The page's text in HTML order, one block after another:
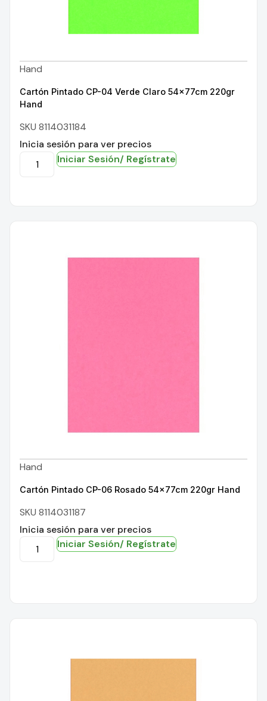
Hand
Cartón Pintado CP-04 Verde Claro 54x77cm 220gr
Hand
SKU 8114031184
Inicia sesión para ver precios
Iniciar Sesión/ Regístrate
Hand
Cartón Pintado CP-06 Rosado 54x77cm 220gr Hand
SKU 8114031187
Inicia sesión para ver precios
Iniciar Sesión/ Regístrate